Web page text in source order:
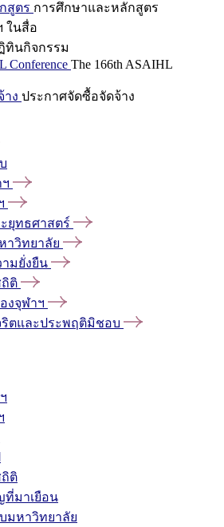
สูตร การศึกษาและหลักสูตร
ในสื่อ
ทินกิจกรรม
Conference The 166th ASAIHL
าง ประกาศจัดซื้อจัดจ้าง
ยุทธศาสตร์
วิทยาลัย
มยั่งยืน
ติ
งจุฬาฯ
ริตและประพฤติมิชอบ
ติ
มาเยือน
มหาวิทยาลัย